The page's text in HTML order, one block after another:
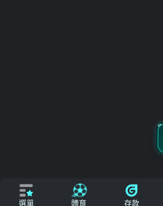
立即來電 加入好友